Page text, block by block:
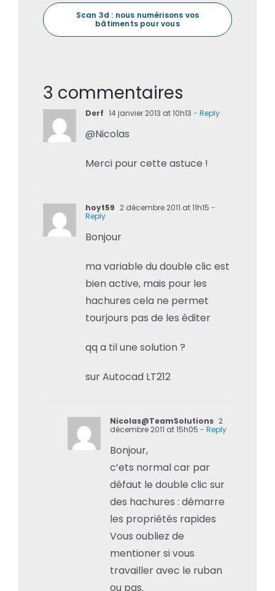
Scan 3d : nous numérisons vos
bâtiments pour vous
3 commentaires
Derf 14 janvier 2013 at 10h13 - Reply
@Nicolas
Merci pour cette astuce !
hoyt59 2 décembre 2011 at 11h15 -
Reply
Bonjour
ma variable du double clic est
bien active, mais pour les
hachures cela ne permet
tourjours pas de les éditer
qq a til une solution ?
sur Autocad LT212
Nicolas@TeamSolutions 2
décembre 2011 at 15h05 - Reply
Bonjour,
c’ets normal car par
défaut le double clic sur
des hachures : démarre
les propriétés rapides
Vous oubliez de
mentioner si vous
travailler avec le ruban
ou pas.